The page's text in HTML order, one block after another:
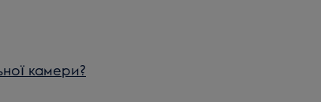
камери?